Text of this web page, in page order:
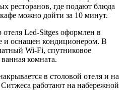
ресторанов, где подают блюда
можно дойти за 10 минут.
Led-Sitges оформлен в
и оснащен кондиционером. В
Wi-Fi, спутниковое
комната.
в столовой отеля и на
работают на набережной